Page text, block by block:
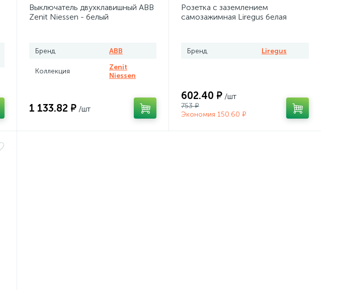
Выключатель двухклавишный ABB
Zenit Niessen - белый
Бренд ABB
Коллекция
Zenit
Niessen
1 133.82 ₽ /шт
Розетка с заземлением
самозажимная Liregus белая
Бренд Liregus
602.40 ₽ /шт
753 ₽
Экономия 150.60 ₽